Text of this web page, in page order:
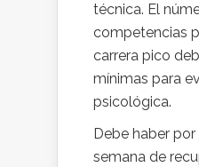
técnica. El
competencias
carrera pico
mínimas para
psicológica.
Debe haber
semana de